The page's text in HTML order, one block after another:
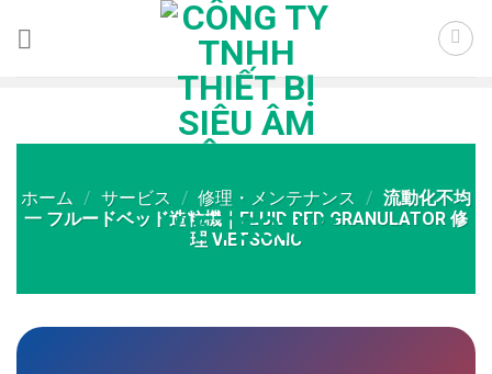
ホーム / サービス / 修理・メンテナンス / 流動化不均
一 フルードベッド造粒機｜FLUID BED GRANULATOR 修
理 VIETSONIC